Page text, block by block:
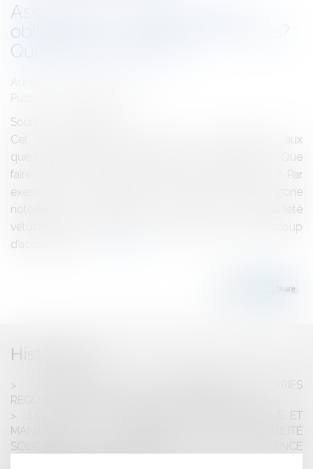
Assurances : lesquelles sont
obligatoires ? Que couvrent-elles?
Quelle indemnisation?
Auteur : GUEDJ Jean-David
Publié le :
Source :
Cet article répond, de façon non exhaustive, aux
questions que vous vous posez sur les assurances. Que
faire en cas d’assureur qui refuse de nous assurer ? Par
exemple si le logement se situe dans une zone
notoirement à risque, ou bien dans une copropriété
vétuste ou mal entretenue, ou si l’assuré a eu beaucoup
d’accident. Da...
Historique
VALIDATION DE LA RÉFORME DES TARIFS
RÉGLEMENTÉS DES PROFESSIONS JURIDIQUES
LOI CARREZ : L’ERREUR DE MESURAGE GRAVE ET
MANIFESTE PEUT ENTRAÎNER LA RESPONSABILITÉ
SOLIDAIRE DU DIAGNOSTIQUEUR, DE L’AGENCE